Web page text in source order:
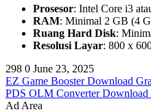
Prosesor: Intel Core i3
RAM: Minimal 2 GB (4
Ruang Hard Disk:
Resolusi Layar: 800 x
298 0 June 23, 2025
EZ Game Booster Download
PDS OLM Converter Download
Ad Area